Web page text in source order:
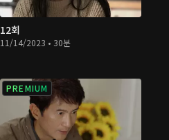
12회
11/14/2023 • 30분
PREMIUM